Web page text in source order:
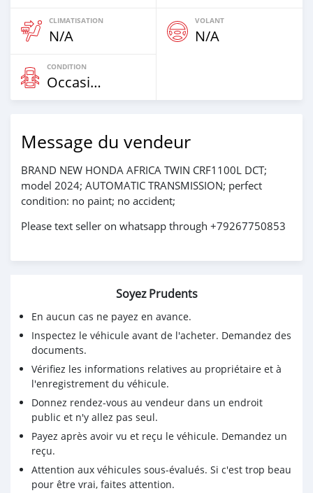
CLIMATISATION
N/A
VOLANT
N/A
CONDITION
Occasion
Message du vendeur
BRAND NEW HONDA AFRICA TWIN CRF1100L DCT;
model 2024; AUTOMATIC TRANSMISSION; perfect
condition: no paint; no accident;
Please text seller on whatsapp through +79267750853
Soyez Prudents
En aucun cas ne payez en avance.
Inspectez le véhicule avant de l'acheter. Demandez des
documents.
Vérifiez les informations relatives au propriétaire et à
l'enregistrement du véhicule.
Donnez rendez-vous au vendeur dans un endroit
public et n'y allez pas seul.
Payez après avoir vu et reçu le véhicule. Demandez un
reçu.
Attention aux véhicules sous-évalués. Si c'est trop beau
pour être vrai, faites attention.